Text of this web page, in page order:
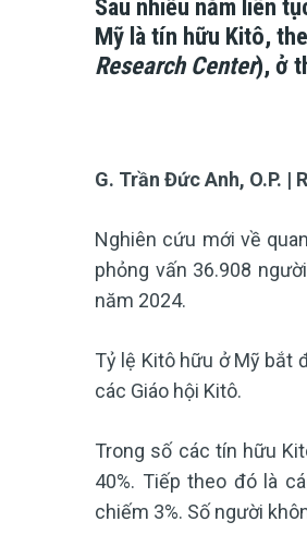
Sau nhiều năm liên
Mỹ là tín hữu Kitô,
Research Center), ở
G. Trần Đức Anh, O.P. |
Nghiên cứu mới về
phỏng vấn 36.908
năm 2024.
Tỷ lệ Kitô hữu ở Mỹ bắt
các Giáo hội Kitô.
Trong số các tín hữu
40%. Tiếp theo đó là
chiếm 3%. Số người